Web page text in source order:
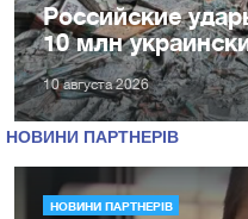
Российские
10 млн
10 августа 2026